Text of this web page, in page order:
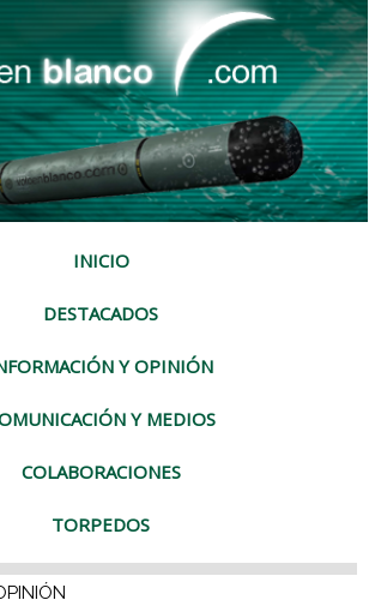
INICIO
DESTACADOS
Y OPINIÓN
Y MEDIOS
COLABORACIONES
TORPEDOS